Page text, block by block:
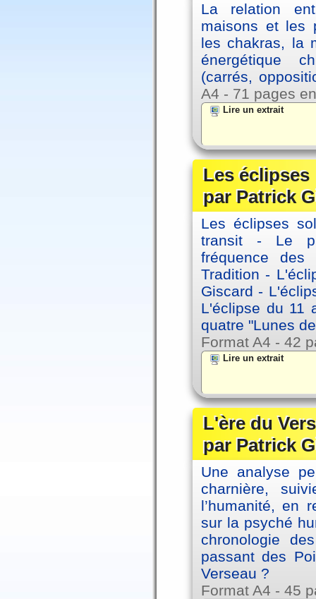
La relation
maisons et les
les chakras, la
énergétique
(carrés,
A4 - 71 pages
Lire un extrait
Les éclipses
par Patrick
Les éclipses
transit - Le
fréquence
Tradition -
Giscard -
L'éclipse du 11
quatre "Lunes
Format A4 - 42
Lire un extrait
L'ère du
par Patrick
Une analyse
charnière,
l’humanité, en
sur la psyché
chronologie
passant des
Verseau ?
Format A4 - 45